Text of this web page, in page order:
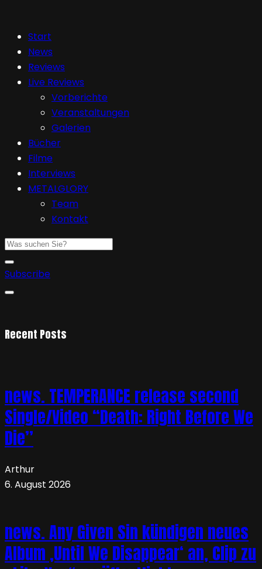
Start
News
Reviews
Live Reviews
Vorberichte
Veranstaltungen
Galerien
Bücher
Filme
Interviews
METALGLORY
Team
Kontakt
Subscribe
Recent Posts
news. TEMPERANCE release second
Single/Video “Death: Right Before We
Die”
Arthur
6. August 2026
news. Any Given Sin kündigen neues
Album ‚Until We Disappear‘ an, Clip zu